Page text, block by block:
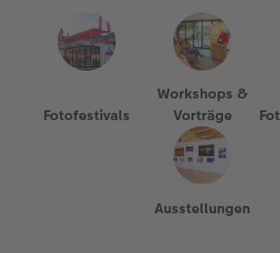
Foto-Kochbuch
Kundenbeispiele
Webinare
CEWE myPhotos
Gestaltungsideen
CEWE myPhotos
Neuheiten
Willkommensschild
Wandgestaltung
Fotokarten
Postkarten
Karte mit Einsteckfoto
Einzelkarten
Faber-Castell
Haustierwelt
Geschenkideen
Kundenbeispiele
CEWE Geschenkgutschein
CEWE myPhotos
Kundenbeispiele
Geburtstag
Fotowettbewerbe
Faszination Fotografie
Fotofestivals
Workshops &
Vorträge
Ausstellungen